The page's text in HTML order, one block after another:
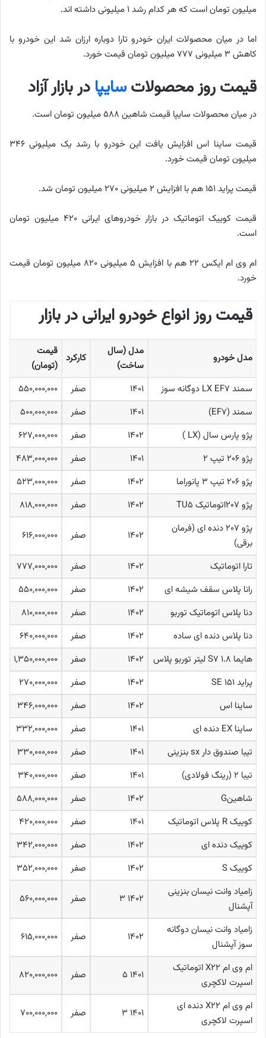
میلیون تومان است که هر کدام رشد ۱ میلیونی داشته اند.
اما در میان محصولات ایران خودرو تارا دوباره ارزان شد این خودرو با
کاهش ۳ میلیونی ۷۷۷ میلیون تومان قیمت خورد.
قیمت روز محصولاتسایپا در بازار آزاد
در میان محصولات سایپا قیمت شاهین ۵۸۸ میلیون تومان است.
قیمت ساینا اس افزایش یافت این خودرو با رشد یک میلیونی ۳۴۶
میلیون تومان قیمت خورد.
قیمت پراید ۱۵۱ هم با افزایش ۲ میلیونی ۲۷۰ میلیون تومان شد.
قیمت کوییک اتوماتیک در بازار خودروهای ایرانی ۴۲۰ میلیون تومان
است.
ام وی ام ایکس ۲۲ هم با افزایش ۵ میلیونی ۸۲۰ میلیون تومان قیمت
خورد.
قیمت روز انواع خودرو ایرانی در بازار
مدل خودرو
مدل (سال
ساخت)
کارکرد
قیمت
(تومان)
سمند LX EF۷ دوگانه سوز
۱۴۰۱ صفر
۵۵۰,۰۰۰,۰۰۰
سمند (EF۷)
۱۴۰۱ صفر
۵۰۰,۰۰۰,۰۰۰
پژو پارس سال (LX )
۱۴۰۲ صفر
۶۲۷,۰۰۰,۰۰۰
پژو ۲۰۶ تیپ ۲
۱۴۰۱ صفر
۴۸۳,۰۰۰,۰۰۰
پژو ۲۰۶ تیپ ۳ پانوراما
۱۴۰۲ صفر
۵۲۳,۰۰۰,۰۰۰
پژو ۲۰۷اتوماتیک TU۵
۱۴۰۲ صفر
۸۱۸,۰۰۰,۰۰۰
پژو ۲۰۷ دنده ای (فرمان
برقی)
۱۴۰۲ صفر ۶۱۶,۰۰۰,۰۰۰
تارا اتوماتیک ۱۴۰۲ صفر
۷۷۷,۰۰۰,۰۰۰
رانا پلاس سقف شیشه ای
۱۴۰۲ صفر
۵۵۰,۰۰۰,۰۰۰
دنا پلاس اتوماتیک توربو
۱۴۰۲ صفر
۸۱۰,۰۰۰,۰۰۰
دنا پلاس دنده ای ساده
۱۴۰۲ صفر
۶۴۰,۰۰۰,۰۰۰
هایما S۷ ۱.۸ لیتر توربو پلاس
۱۴۰۲ صفر
۱,۳۵۰,۰۰۰,۰۰۰
پراید SE ۱۵۱
۱۴۰۲ صفر
۲۷۰,۰۰۰,۰۰۰
ساینا اس
۱۴۰۲ صفر
۳۴۶,۰۰۰,۰۰۰
ساینا EX دنده ای
۱۴۰۱ صفر
۳۳۲,۰۰۰,۰۰۰
تیبا صندوق دار sx بنزینی
۱۴۰۱ صفر
۳۳۰,۰۰۰,۰۰۰
تیبا ۲ (رینگ فولادی)
۱۴۰۱ صفر
۳۴۰,۰۰۰,۰۰۰
شاهینG
۱۴۰۲ صفر
۵۸۸,۰۰۰,۰۰۰
کوییک R پلاس اتوماتیک
۱۴۰۱ صفر
۴۲۰,۰۰۰,۰۰۰
کوییک دنده ای
۱۴۰۲ صفر
۳۴۲,۰۰۰,۰۰۰
کوییک S
۱۴۰۲ صفر
۳۵۲,۰۰۰,۰۰۰
زامیاد وانت نیسان بنزینی
آپشنال
۱۴۰۲ ۳ صفر ۵۶۰,۰۰۰,۰۰۰
زامیاد وانت نیسان دوگانه
سوز آپشنال
۱۴۰۲ صفر ۶۱۵,۰۰۰,۰۰۰
ام وی ام X۲۲ اتوماتیک
اسپرت لاکچری
۱۴۰۱ ۵ صفر ۸۲۰,۰۰۰,۰۰۰
ام وی ام X۲۲ دنده ای
اسپرت لاکچری
۱۴۰۱ ۳ صفر ۷۰۰,۰۰۰,۰۰۰